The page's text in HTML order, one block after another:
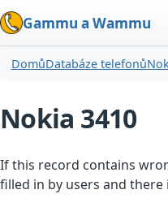
Gammu a Wammu
DomůDatabáze telefonů
Nokia 3410
If this record contains
filled in by users and